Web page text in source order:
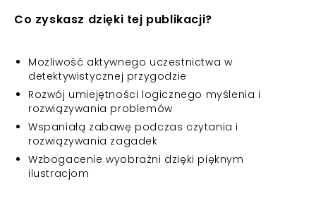
Co zyskasz dzięki tej publikacji?
Możliwość aktywnego uczestnictwa w
detektywistycznej przygodzie
Rozwój umiejętności logicznego myślenia i
rozwiązywania problemów
Wspaniałą zabawę podczas czytania i
rozwiązywania zagadek
Wzbogacenie wyobraźni dzięki pięknym
ilustracjom